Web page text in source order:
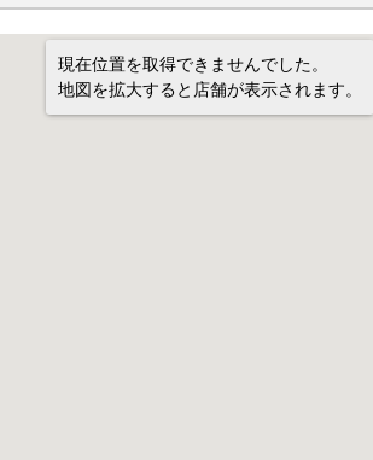
現在位置を取得できませんでした。
地図を拡大すると店舗が表示されます。